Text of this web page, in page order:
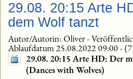
29.08. 20:15 Arte
dem Wolf tanzt
Autor/Autorin: Oliver-
Ablaufdatum 25.08.2022 09:00-
29.08. 20:15 Arte HD: Der
(Dances with Wolves)